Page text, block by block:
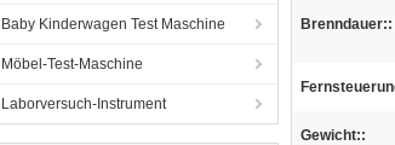
Baby Kinderwagen Test Maschine
Möbel-Test-Maschine
Laborversuch-Instrument
Brenndauer::
Gewicht::